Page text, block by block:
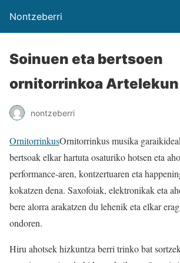
Nontzeberri
Soinuen eta bertsoen
ornitorrinkoa Artelekun
nontzeberri
OrnitorrinkusOrnitorrinkus musika
bertsoak elkar hartuta osaturiko hotsen eta
performance-aren, kontzertuaren eta
kokatzen dena. Saxofoiak, elektronikak eta
bere alorra arakatzen du lehenik eta elkar
ondoren.
Hiru ahotsek hizkuntza berri trinko bat